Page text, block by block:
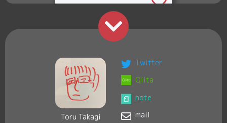
visgl/react-google-maps を
用いて、ブラウザで Google
Map を表示する
2024/12/08
Toru Takagi
Twitter
Qiita
note
mail